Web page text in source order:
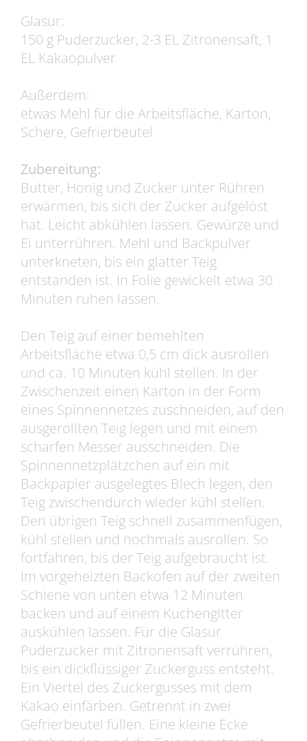
Glasur:
150 g Puderzucker, 2-3 EL Zitronensaft, 1
EL Kakaopulver
Außerdem:
etwas Mehl für die Arbeitsfläche, Karton,
Schere, Gefrierbeutel
Zubereitung:
Butter, Honig und Zucker unter Rühren
erwärmen, bis sich der Zucker aufgelöst
hat. Leicht abkühlen lassen. Gewürze und
Ei unterrühren. Mehl und Backpulver
unterkneten, bis ein glatter Teig
entstanden ist. In Folie gewickelt etwa 30
Minuten ruhen lassen.
Den Teig auf einer bemehlten
Arbeitsfläche etwa 0,5 cm dick ausrollen
und ca. 10 Minuten kühl stellen. In der
Zwischenzeit einen Karton in der Form
eines Spinnennetzes zuschneiden, auf den
ausgerollten Teig legen und mit einem
scharfen Messer ausschneiden. Die
Spinnennetzplätzchen auf ein mit
Backpapier ausgelegtes Blech legen, den
Teig zwischendurch wieder kühl stellen.
Den übrigen Teig schnell zusammenfügen,
kühl stellen und nochmals ausrollen. So
fortfahren, bis der Teig aufgebraucht ist.
Im vorgeheizten Backofen auf der zweiten
Schiene von unten etwa 12 Minuten
backen und auf einem Kuchengitter
auskühlen lassen. Für die Glasur
Puderzucker mit Zitronensaft verrühren,
bis ein dickflüssiger Zuckerguss entsteht.
Ein Viertel des Zuckergusses mit dem
Kakao einfärben. Getrennt in zwei
Gefrierbeutel füllen. Eine kleine Ecke